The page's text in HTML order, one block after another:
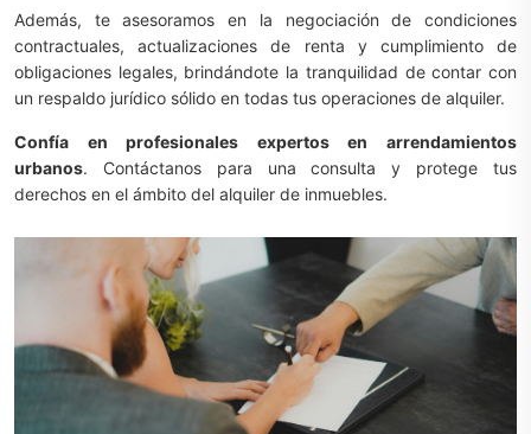
Además, te asesoramos en la negociación de condiciones
contractuales, actualizaciones de renta y cumplimiento de
obligaciones legales, brindándote la tranquilidad de contar con
un respaldo jurídico sólido en todas tus operaciones de alquiler.
Confía en profesionales expertos en arrendamientos
urbanos. Contáctanos para una consulta y protege tus
derechos en el ámbito del alquiler de inmuebles.